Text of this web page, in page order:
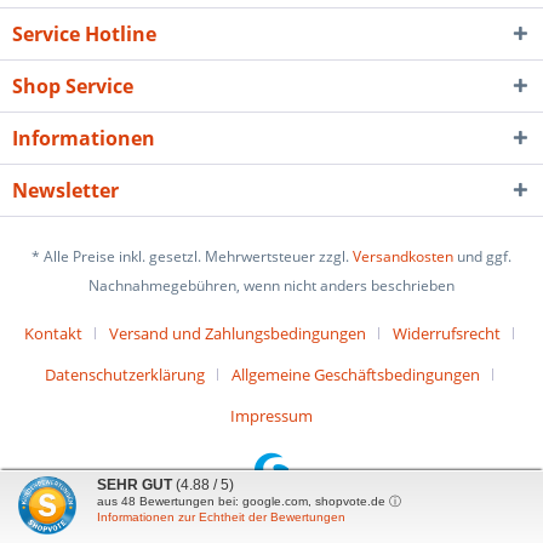
Service Hotline
Shop Service
Informationen
Newsletter
* Alle Preise inkl. gesetzl. Mehrwertsteuer zzgl.Versandkosten und ggf.
Nachnahmegebühren, wenn nicht anders beschrieben
Kontakt Versand und Zahlungsbedingungen
Widerrufsrecht
Datenschutzerklärung
Allgemeine Geschäftsbedingungen
Impressum
SEHR GUT (4.88 / 5)
aus 48 Bewertungen bei: google.com, shopvote.de ⓘ
Informationen zur Echtheit der Bewertungen